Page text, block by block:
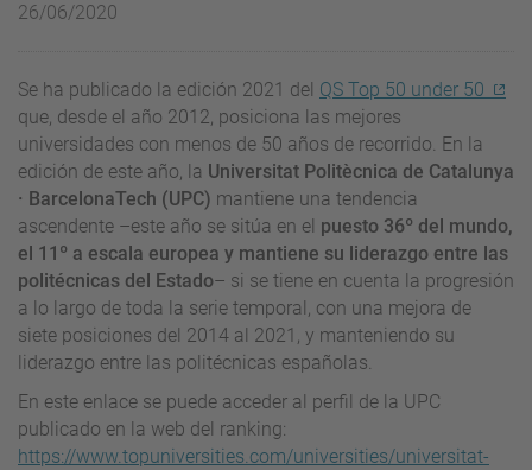
26/06/2020
Se ha publicado la edición 2021 del QS Top 50 under 50
que, desde el año 2012, posiciona las mejores
universidades con menos de 50 años de recorrido. En la
edición de este año, la Universitat Politècnica de Catalunya
· BarcelonaTech (UPC) mantiene una tendencia
ascendente –este año se sitúa en el puesto 36º del mundo,
el 11º a escala europea y mantiene su liderazgo entre las
politécnicas del Estado– si se tiene en cuenta la progresión
a lo largo de toda la serie temporal, con una mejora de
siete posiciones del 2014 al 2021, y manteniendo su
liderazgo entre las politécnicas españolas.
En este enlace se puede acceder al perfil de la UPC
publicado en la web del ranking:
https://www.topuniversities.com/universities/universitat-